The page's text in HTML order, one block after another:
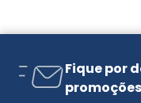
Fique por